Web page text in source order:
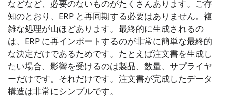
などなど、必要のないものがたくさんあります。ご存
知のとおり、ERP と再同期する必要はありません。複
雑な処理が山ほどあります。最終的に生成されるの
は、ERP に再インポートするのが非常に簡単な最終的
な決定だけであるためです。たとえば注文書を生成し
たい場合、影響を受けるのは製品、数量、サプライヤ
ーだけです。それだけです。注文書が完成したデータ
構造は非常にシンプルです。